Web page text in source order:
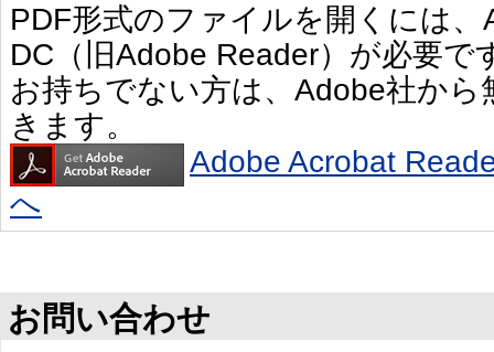
PDF形式のファイルを開くには
DC（旧Adobe Reader）が必要で
お持ちでない方は、Adobe社か
きます。
Adobe Acrobat
へ
お問い合わせ